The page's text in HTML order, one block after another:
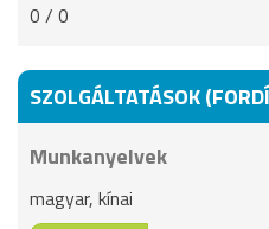
0 / 0
SZOLGÁLTATÁSOK
Munkanyelvek
magyar, kínai